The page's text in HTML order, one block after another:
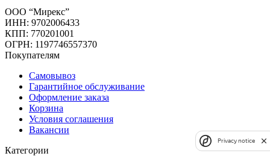
ООО “Мирекс”
ИНН: 9702006433
КПП: 770201001
ОГРН: 1197746557370
Покупателям
Самовывоз
Гарантийное обслуживание
Оформление заказа
Корзина
Условия соглашения
Вакансии
Категории
Privacy notice